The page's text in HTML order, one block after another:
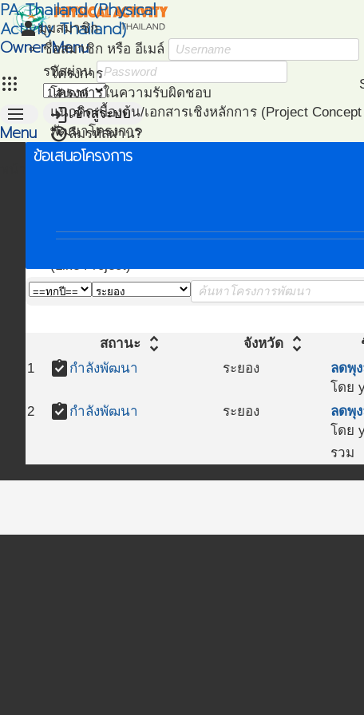
PA Thailand (Physical
Activity Thailand)
Owner Menu
apps
personมุมสมาชิก
ชื่อสมาชิก หรือ อีเมล์
รหัสผ่าน
loginเข้าสู่ระบบ
restoreลืมรหัสผ่าน?
menu
Menu
โครงการ
โครงการในความรับผิดชอบ
แนวคิดเบื้องต้น/เอกสารเชิงหลักการ (Project Concept
พัฒนาโครงการ
(Project Development)
ข้อเสนอโครงการ
สถานะ
unfold_more จังหวัด unfold_more
1 assignment_turned_in กำลังพัฒนา ระยอง
ลดพุ
โดย
2 assignment_turned_in กำลังพัฒนา ระยอง
ลดพุ
โดย
รวม